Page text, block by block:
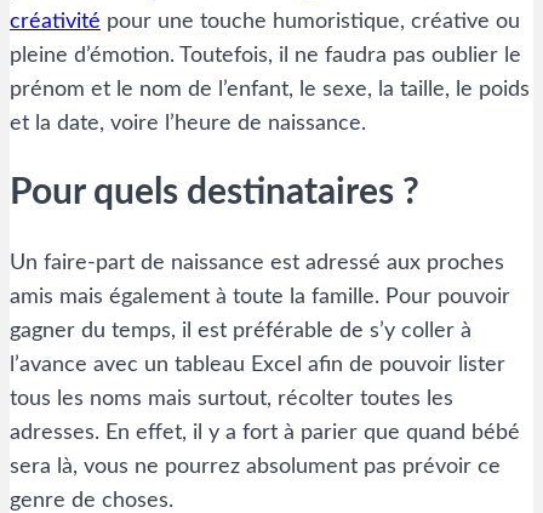
créativité pour une touche humoristique, créative ou
pleine d’émotion. Toutefois, il ne faudra pas oublier le
prénom et le nom de l’enfant, le sexe, la taille, le poids
et la date, voire l’heure de naissance.
Pour quels destinataires ?
Un faire-part de naissance est adressé aux proches
amis mais également à toute la famille. Pour pouvoir
gagner du temps, il est préférable de s’y coller à
l’avance avec un tableau Excel afin de pouvoir lister
tous les noms mais surtout, récolter toutes les
adresses. En effet, il y a fort à parier que quand bébé
sera là, vous ne pourrez absolument pas prévoir ce
genre de choses.